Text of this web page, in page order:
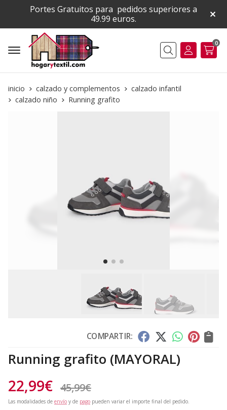
Portes Gratuitos para pedidos superiores a
49.99 euros.
Buscar
0
inicio calzado y complementos
calzado infantil
calzado niño
Running grafito
COMPARTIR:
Running grafito (MAYORAL)
22,99€ 45,99€
Las modalidades de envío y de pago pueden variar el importe final del pedido.